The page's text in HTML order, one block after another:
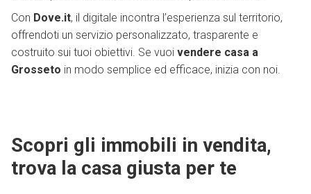
Con Dove.it, il digitale incontra l’esperienza sul territorio,
offrendoti un servizio personalizzato, trasparente e
costruito sui tuoi obiettivi. Se vuoi vendere casa a
Grosseto in modo semplice ed efficace, inizia con noi.
Scopri gli immobili in vendita,
trova la casa giusta per te